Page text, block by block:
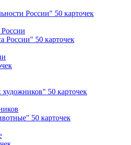
России" 50 карточек
России" 50 карточек
50 карточек
50 карточек